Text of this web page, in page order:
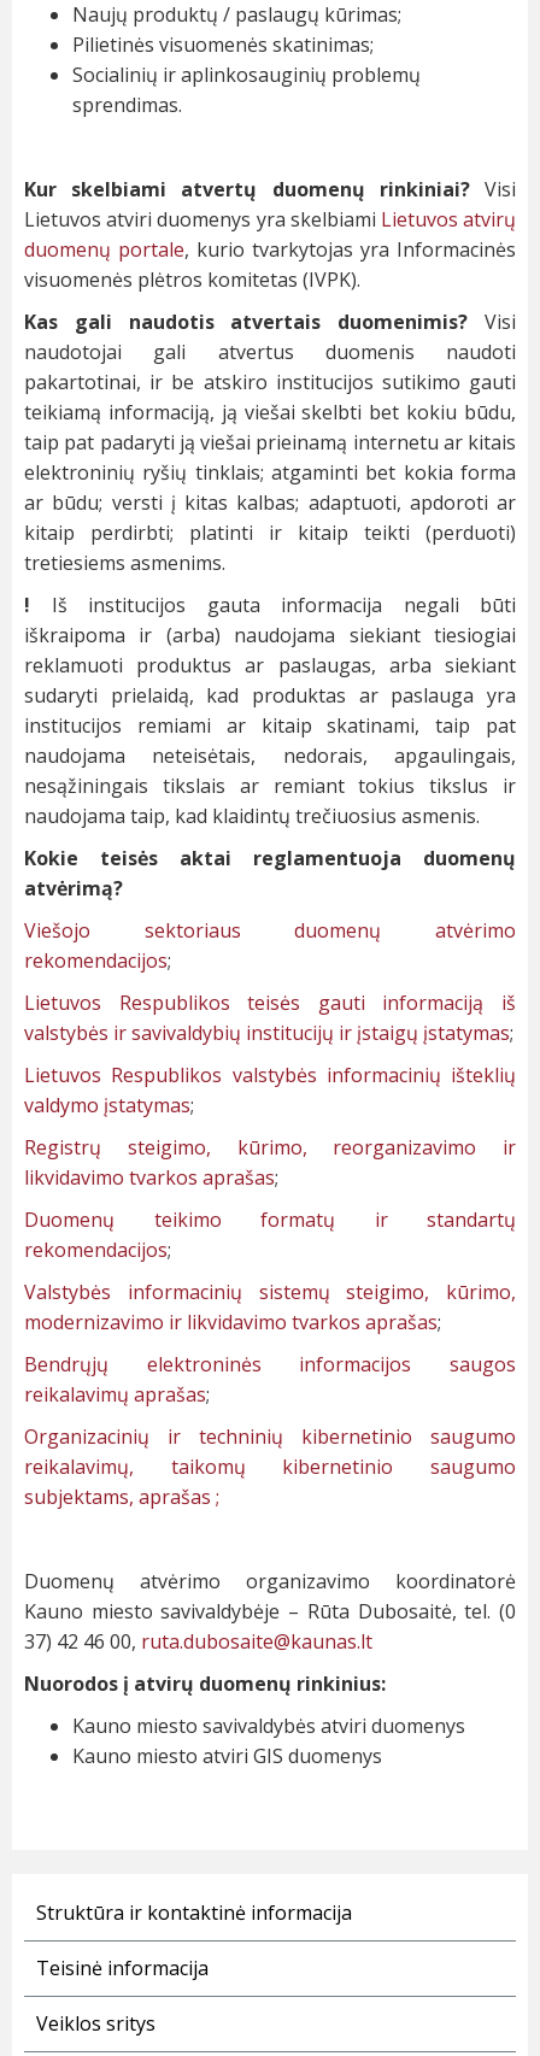
Naujų produktų / paslaugų kūrimas;
Pilietinės visuomenės skatinimas;
Socialinių ir aplinkosauginių problemų
sprendimas.
Kur skelbiami atvertų duomenų rinkiniai?Visi
Lietuvos atviri duomenys yra skelbiami Lietuvos atvirų
duomenų portale, kurio tvarkytojas yra Informacinės
visuomenės plėtros komitetas (IVPK).
Kas gali naudotis atvertais duomenimis? Visi
naudotojai gali atvertus duomenis naudoti
pakartotinai, ir be atskiro institucijos sutikimo gauti
teikiamą informaciją, ją viešai skelbti bet kokiu būdu,
taip pat padaryti ją viešai prieinamą internetu ar kitais
elektroninių ryšių tinklais; atgaminti bet kokia forma
ar būdu; versti į kitas kalbas; adaptuoti, apdoroti ar
kitaip perdirbti; platinti ir kitaip teikti (perduoti)
tretiesiems asmenims.
! Iš institucijos gauta informacija negali būti
iškraipoma ir (arba) naudojama siekiant tiesiogiai
reklamuoti produktus ar paslaugas, arba siekiant
sudaryti prielaidą, kad produktas ar paslauga yra
institucijos remiami ar kitaip skatinami, taip pat
naudojama neteisėtais, nedorais, apgaulingais,
nesąžiningais tikslais ar remiant tokius tikslus ir
naudojama taip, kad klaidintų trečiuosius asmenis.
Kokie teisės aktai reglamentuoja duomenų
atvėrimą?
Viešojo sektoriaus duomenų atvėrimo
rekomendacijos;
Lietuvos Respublikos teisės gauti informaciją iš
valstybės ir savivaldybių institucijų ir įstaigų įstatymas;
Lietuvos Respublikos valstybės informacinių išteklių
valdymo įstatymas;
Registrų steigimo, kūrimo, reorganizavimo ir
likvidavimo tvarkos aprašas;
Duomenų teikimo formatų ir standartų
rekomendacijos;
Valstybės informacinių sistemų steigimo, kūrimo,
modernizavimo ir likvidavimo tvarkos aprašas;
Bendrųjų elektroninės informacijos saugos
reikalavimų aprašas;
Organizacinių ir techninių kibernetinio saugumo
reikalavimų, taikomų kibernetinio saugumo
subjektams, aprašas ;
Duomenų atvėrimo organizavimo koordinatorė
Kauno miesto savivaldybėje – Rūta Dubosaitė, tel. (0
37) 42 46 00, ruta.dubosaite@kaunas.lt
Nuorodos į atvirų duomenų rinkinius:
Kauno miesto savivaldybės atviri duomenys
Kauno miesto atviri GIS duomenys
Struktūra ir kontaktinė informacija
Teisinė informacija
Veiklos sritys